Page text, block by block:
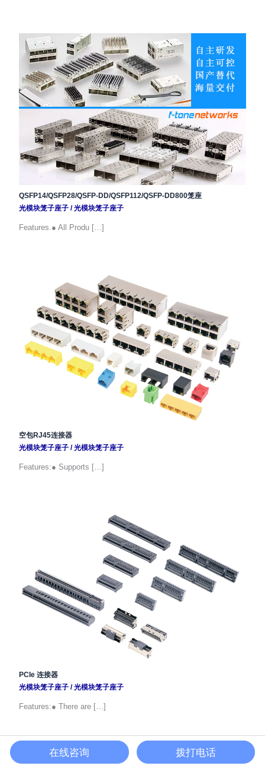
QSFP14/QSFP28/QSFP-DD/QSFP112/QSFP-DD800笼座
光模块笼子座子/光模块笼子座子
Features.● All Produ […]
空包RJ45连接器
光模块笼子座子/光模块笼子座子
Features:● Supports […]
PCIe 连接器
光模块笼子座子/光模块笼子座子
Features:● There are […]
在线咨询 拨打电话